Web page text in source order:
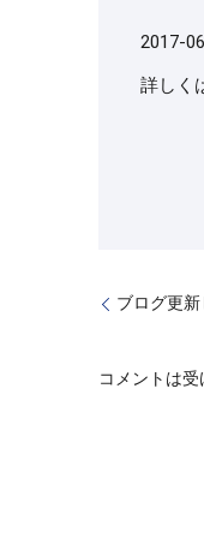
2017-
詳しく
ブログ更
コメントは受